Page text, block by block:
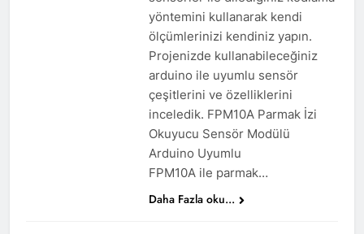
yöntemini kullanarak kendi
ölçümlerinizi kendiniz yapın.
Projenizde kullanabileceğiniz
arduino ile uyumlu sensör
çeşitlerini ve özelliklerini
inceledik. FPM10A Parmak İzi
Okuyucu Sensör Modülü
Arduino Uyumlu
FPM10A ile parmak…
Daha Fazla oku...